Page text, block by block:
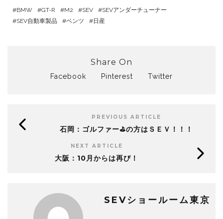
BMW GT-R M2 SEV
SEVアンダーチューナー
SEV自動車製品
ベンツ 日産
Share On
Facebook Pinterest Twitter
PREVIOUS ARTICLE
石岡：ゴルファー⛳の方はＳＥＶ！！！
NEXT ARTICLE
大阪：10月からは再び！
SEVショールーム東京